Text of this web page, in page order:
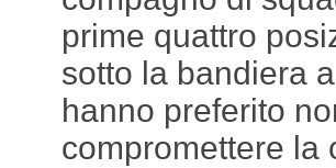
prime quattro
sotto la bandiera
hanno preferito
compromettere la